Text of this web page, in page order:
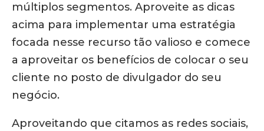
múltiplos segmentos. Aproveite as dicas
acima para implementar uma estratégia
focada nesse recurso tão valioso e comece
a aproveitar os benefícios de colocar o seu
cliente no posto de divulgador do seu
negócio.
Aproveitando que citamos as redes sociais,